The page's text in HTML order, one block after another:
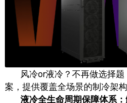
风冷or液冷？不再做选择
案，提供覆盖全场景的制冷架构
液冷全生命周期保障体系